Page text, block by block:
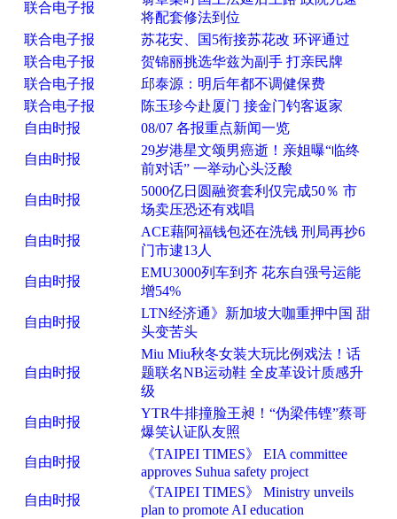
联合电子报
将配套修法到位
联合电子报
苏花安、国5衔接苏花改 环评通过
联合电子报
贺锦丽挑选华兹为副手 打亲民牌
联合电子报
邱泰源：明后年都不调健保费
联合电子报
陈玉珍今赴厦门 接金门钓客返家
自由时报
08/07 各报重点新闻一览
自由时报
29岁港星文颂男癌逝！亲姐曝“临终
前对话” 一举动心头泛酸
自由时报
5000亿日圆融资套利仅完成50％ 市
场卖压恐还有戏唱
自由时报
ACE藉阿福钱包还在洗钱 刑局再抄6
门市逮13人
自由时报
EMU3000列车到齐 花东自强号运能
增54%
自由时报
LTN经济通》新加坡大咖重押中国 甜
头变苦头
自由时报
Miu Miu秋冬女装大玩比例戏法！话
题联名NB运动鞋 全皮革设计质感升
级
自由时报
YTR牛排撞脸王昶！“伪梁伟铿”蔡哥
爆笑认证队友照
自由时报
《TAIPEI TIMES》 EIA committee
approves Suhua safety project
自由时报
《TAIPEI TIMES》 Ministry unveils
plan to promote AI education